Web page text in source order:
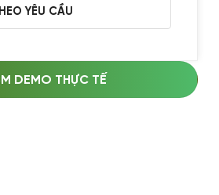
YÊU CẦU
thông tin doanh nghiệp
DEMO THỰC TẾ